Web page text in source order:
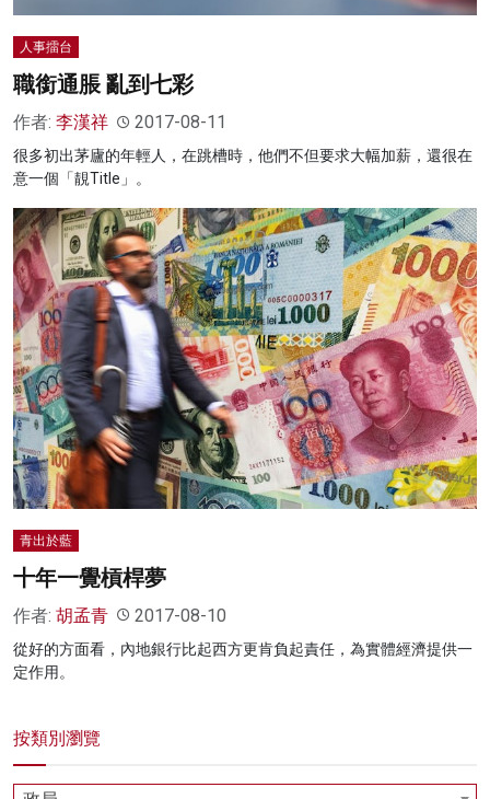
人事擂台
職銜通脹 亂到七彩
作者: 李漢祥 2017-08-11
很多初出茅廬的年輕人，在跳槽時，他們不但要求大幅加薪，還很在
意一個「靚Title」。
青出於藍
十年一覺槓桿夢
作者: 胡孟青 2017-08-10
從好的方面看，內地銀行比起西方更肯負起責任，為實體經濟提供一
定作用。
按類別瀏覽